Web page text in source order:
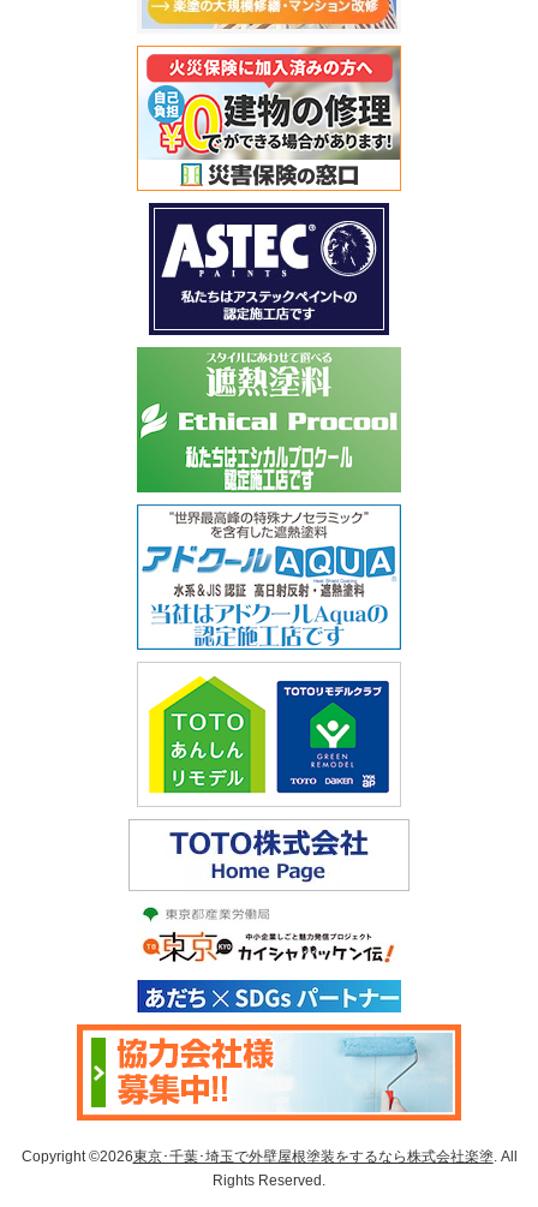
Copyright ©2026東京･千葉･埼玉で外壁屋根塗装をするなら株式会社楽塗 . All
Rights Reserved.